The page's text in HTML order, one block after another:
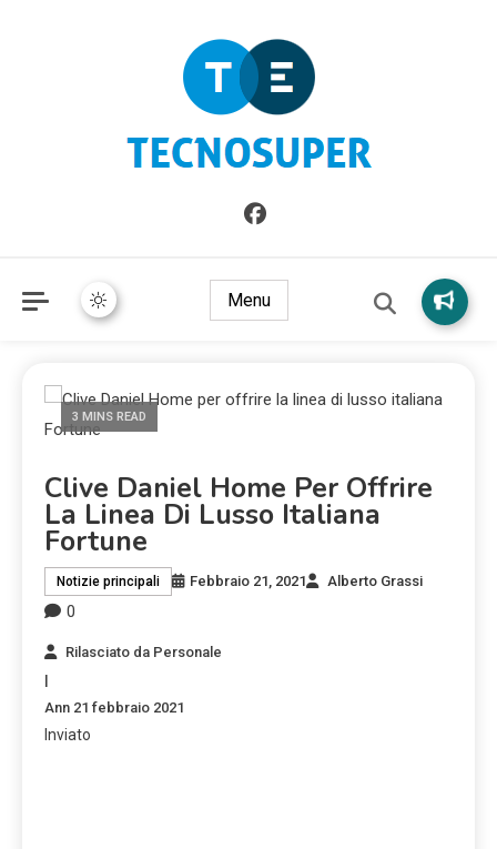
TecnoSuper.net
Informazioni sull'Italia. Seleziona gli argomenti di cui vuoi
saperne di più
Menu
3 MINS READ
Clive Daniel Home Per Offrire
La Linea Di Lusso Italiana
Fortune
Notizie principali Febbraio 21, 2021 Alberto Grassi
0
Rilasciato da Personale
|
Ann 21 febbraio 2021
Inviato